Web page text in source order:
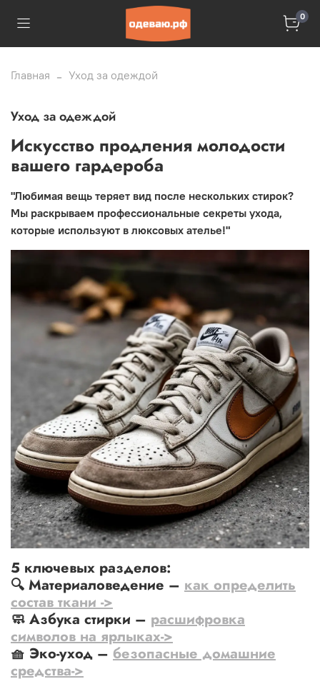
0
Главная Уход за одеждой
Уход за одеждой
Искусство продления молодости
вашего гардероба
"Любимая вещь теряет вид после нескольких стирок?
Мы раскрываем профессиональные секреты ухода,
которые используют в люксовых ателье!"
5 ключевых разделов:
🔍 Материаловедение – как определить
состав ткани ->
🧼 Азбука стирки – расшифровка
символов на ярлыках->
🧺 Эко-уход – безопасные домашние
средства->